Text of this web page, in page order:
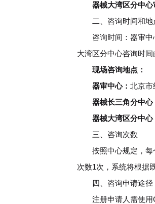
器械大湾区分中
二、咨询时间和地
咨询时间：器审中心
大湾区分中心咨询时
现场咨询地点：
器审中心： 北京市
器械长三角分中心
器械大湾区分中心
三、咨询次数
按照中心规定，每个
次数1次，系统将根据
四、咨询申请途径
注册申请人需使用